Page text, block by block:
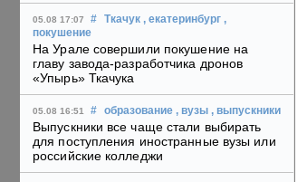
05.08 17:07 # Ткачук , екатеринбург ,
покушение
На Урале совершили покушение на
главу завода-разработчика дронов
«Упырь» Ткачука
05.08 16:51 # образование , вузы , выпускники
Выпускники все чаще стали выбирать
для поступления иностранные вузы или
российские колледжи